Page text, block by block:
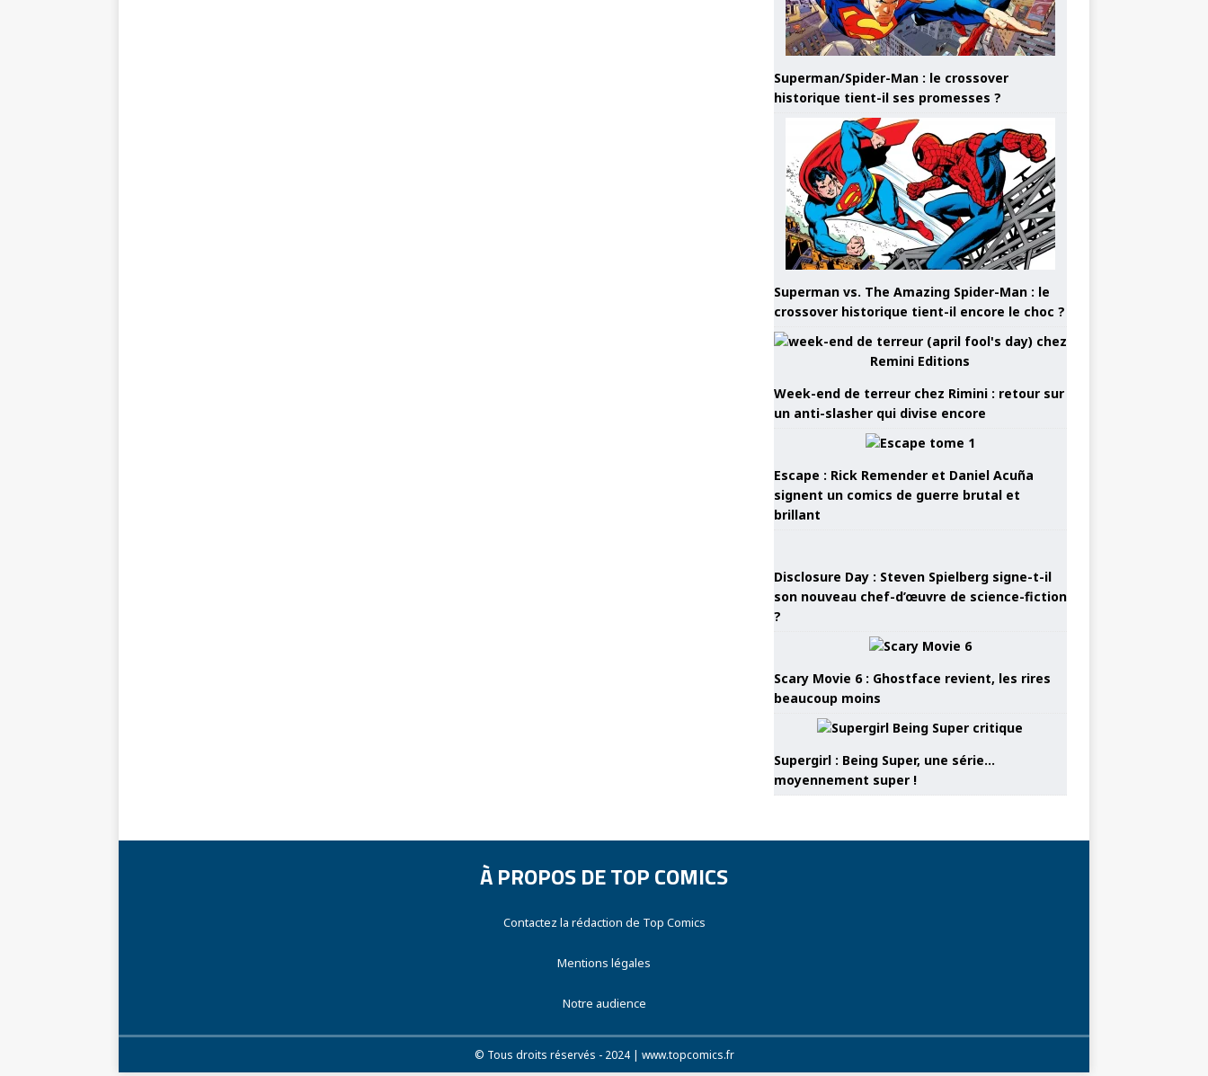
Superman/Spider-Man : le crossover
historique tient-il ses promesses ?
Superman vs. The Amazing Spider-Man : le
crossover historique tient-il encore le choc ?
Week-end de terreur chez Rimini : retour sur
un anti-slasher qui divise encore
Escape : Rick Remender et Daniel Acuña
signent un comics de guerre brutal et
brillant
Disclosure Day : Steven Spielberg signe-t-il
son nouveau chef-d’œuvre de science-fiction
?
Scary Movie 6 : Ghostface revient, les rires
beaucoup moins
Supergirl : Being Super, une série…
moyennement super !
À PROPOS DE TOP COMICS
Contactez la rédaction de Top Comics
Mentions légales
Notre audience
© Tous droits réservés - 2024 | www.topcomics.fr